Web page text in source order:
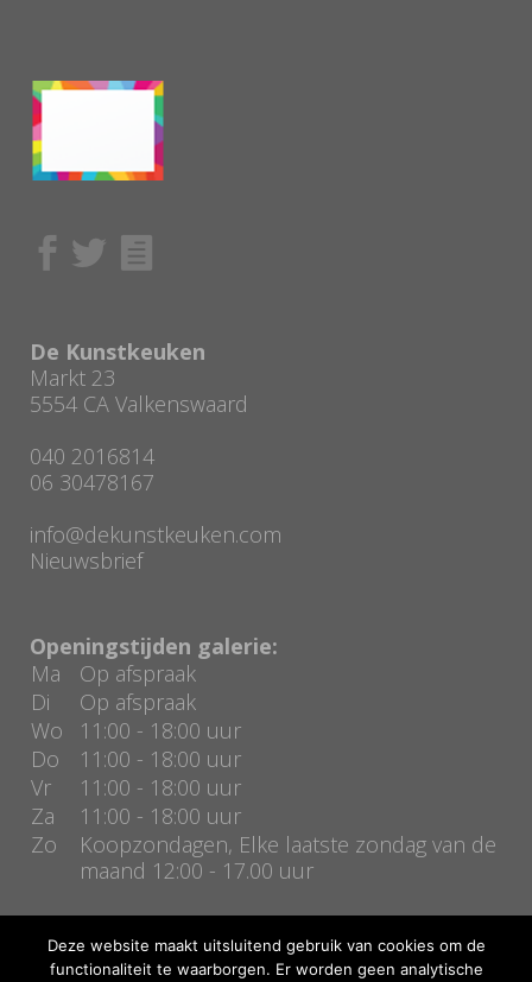
De Kunstkeuken
Markt 23
5554 CA Valkenswaard
040 2016814
06 30478167
info@dekunstkeuken.com
Nieuwsbrief
Openingstijden galerie:
Ma
Op afspraak
Di
Op afspraak
Wo
11:00 - 18:00 uur
Do
11:00 - 18:00 uur
Vr
11:00 - 18:00 uur
Za
11:00 - 18:00 uur
Zo
Koopzondagen, Elke laatste zondag van de
maand 12:00 - 17.00 uur
Deze website maakt uitsluitend gebruik van cookies om de
functionaliteit te waarborgen. Er worden geen analytische